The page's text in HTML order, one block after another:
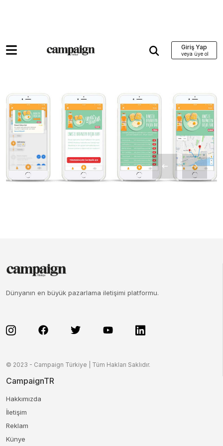
Giriş Yap
Dünyanın en büyük pazarlama iletişimi platformu.
© 2023 - Campaign Türkiye | Tüm Hakları Saklıdır.
CampaignTR
Hakkımızda
İletişim
Reklam
Künye